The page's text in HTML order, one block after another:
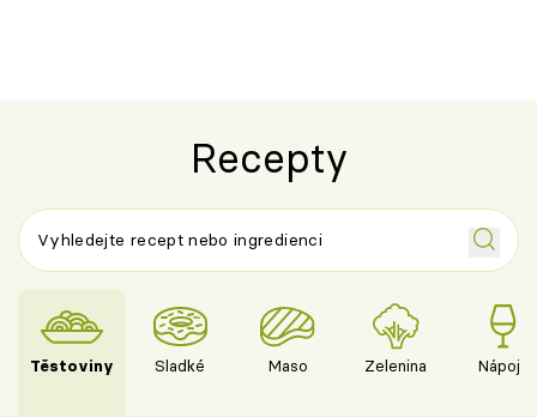
Recepty
Těstoviny Sladké Maso Zelenina Nápoje